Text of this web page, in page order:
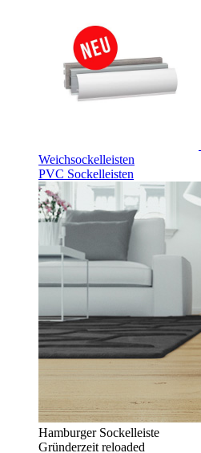
Weichsockelleisten
PVC Sockelleisten
Hamburger Sockelleiste
Gründerzeit reloaded